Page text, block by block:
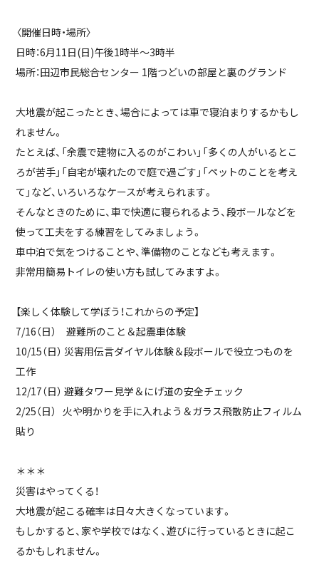
〈開催日時・場所〉
日時：6月11日(日)午後1時半～3時半
場所：田辺市民総合センター 1階つどいの部屋と裏のグランド
大地震が起こったとき、場合によっては車で寝泊まりするかもし
れません。
たとえば、「余震で建物に入るのがこわい」「多くの人がいるとこ
ろが苦手」「自宅が壊れたので庭で過ごす」「ペットのことを考え
て」など、いろいろなケースが考えられます。
そんなときのために、車で快適に寝られるよう、段ボールなどを
使って工夫をする練習をしてみましょう。
車中泊で気をつけることや、準備物のことなども考えます。
非常用簡易トイレの使い方も試してみますよ。
【楽しく体験して学ぼう！これからの予定】
7/16（日） 避難所のこと＆起震車体験
10/15（日） 災害用伝言ダイヤル体験＆段ボールで役立つものを
工作
12/17（日） 避難タワー見学＆にげ道の安全チェック
2/25（日） 火や明かりを手に入れよう＆ガラス飛散防止フィルム
貼り
＊＊＊
災害はやってくる！
大地震が起こる確率は日々大きくなっています。
もしかすると、家や学校ではなく、遊びに行っているときに起こ
るかもしれません。